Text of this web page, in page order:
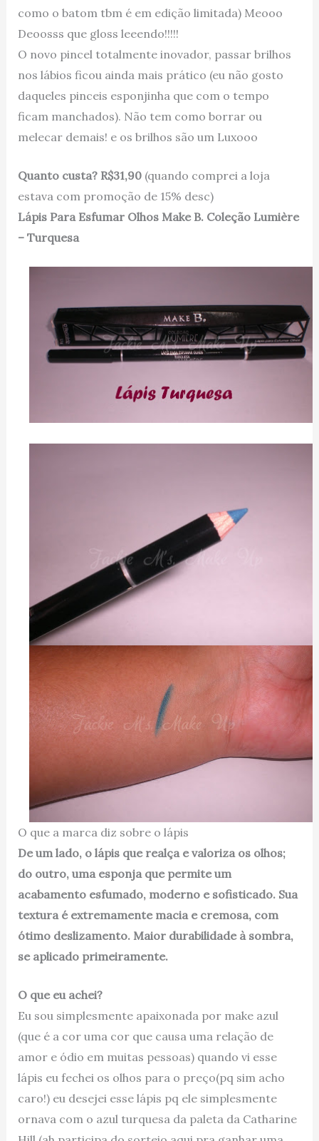
como o batom tbm é em edição limitada) Meooo
Deoosss que gloss leeendo!!!!!
O novo pincel totalmente inovador, passar brilhos
nos lábios ficou ainda mais prático (eu não gosto
daqueles pinceis esponjinha que com o tempo
ficam manchados). Não tem como borrar ou
melecar demais! e os brilhos são um Luxooo
Quanto custa? R$31,90 (quando comprei a loja
estava com promoção de 15% desc)
Lápis Para Esfumar Olhos Make B. Coleção Lumière
– Turquesa
O que a marca diz sobre o lápis
De um lado, o lápis que realça e valoriza os olhos;
do outro, uma esponja que permite um
acabamento esfumado, moderno e sofisticado. Sua
textura é extremamente macia e cremosa, com
ótimo deslizamento. Maior durabilidade à sombra,
se aplicado primeiramente.
O que eu achei?
Eu sou simplesmente apaixonada por make azul
(que é a cor uma cor que causa uma relação de
amor e ódio em muitas pessoas) quando vi esse
lápis eu fechei os olhos para o preço(pq sim acho
caro!) eu desejei esse lápis pq ele simplesmente
ornava com o azul turquesa da paleta da Catharine